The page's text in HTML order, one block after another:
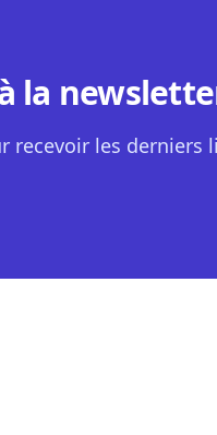
la
recevoir les